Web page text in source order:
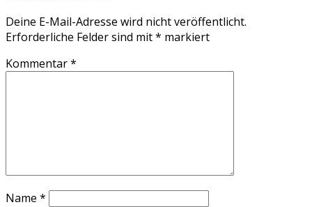
Deine E-Mail-Adresse wird nicht veröffentlicht.
Erforderliche Felder sind mit* markiert
Kommentar*
Name *